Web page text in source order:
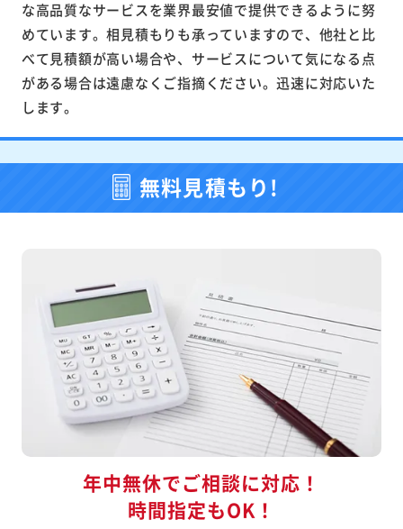
な高品質なサービスを業界最安値で提供できるように努
めています。相見積もりも承っていますので、他社と比
べて見積額が高い場合や、サービスについて気になる点
がある場合は遠慮なくご指摘ください。迅速に対応いた
します。
無料見積もり!
年中無休でご相談に対応！
時間指定もOK！